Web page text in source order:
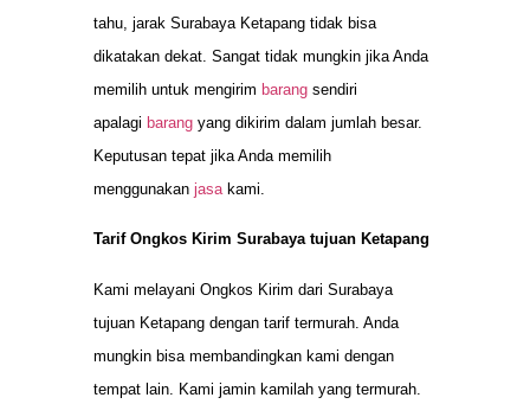
tahu, jarak Surabaya Ketapang tidak bisa
dikatakan dekat. Sangat tidak mungkin jika Anda
memilih untuk mengirim barang sendiri
apalagi barang yang dikirim dalam jumlah besar.
Keputusan tepat jika Anda memilih
menggunakan jasa kami.
Tarif Ongkos Kirim Surabaya tujuan Ketapang
Kami melayani Ongkos Kirim dari Surabaya
tujuan Ketapang dengan tarif termurah. Anda
mungkin bisa membandingkan kami dengan
tempat lain. Kami jamin kamilah yang termurah.